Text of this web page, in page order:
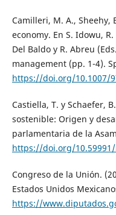
Camilleri, M. A., Sheehy,
economy. En S. Idowu,
Del Baldo y R. Abreu
management (pp. 1-4).
https://doi.org/10.1007/
Castiella, T. y Schaefer,
sostenible: Origen y
parlamentaria de la
https://doi.org/
Congreso de la Unión.
Estados Unidos
https://